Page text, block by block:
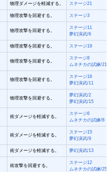
物理ダメージを軽減する。 ステージ21
物理攻撃を回避する。 ステージ3
物理攻撃を回避する。
ステージ11
夢幻演武/6
物理攻撃を回避する。 ステージ19
物理攻撃を回避する。
ステージ8
ムネチカの試練/21
物理攻撃を回避する。
ステージ16
夢幻演武/11
物理攻撃を回避する。
夢幻演武/2
夢幻演武/15
術ダメージを軽減する。
ステージ6
ムネチカの試練/8
術ダメージを軽減する。
ステージ15
夢幻演武/9
術ダメージを軽減する。 夢幻演武/13
術攻撃を回避する。
ステージ12
ムネチカの試練/25